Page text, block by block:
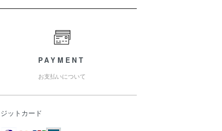
PAYMENT
お支払いについて
ットカード